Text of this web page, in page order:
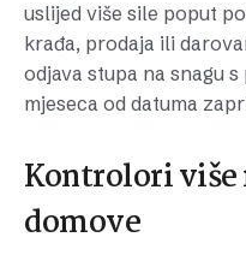
uslijed više sile poput
krađa, prodaja ili
odjava stupa na snagu
mjeseca od datuma
Kontrolori
domove